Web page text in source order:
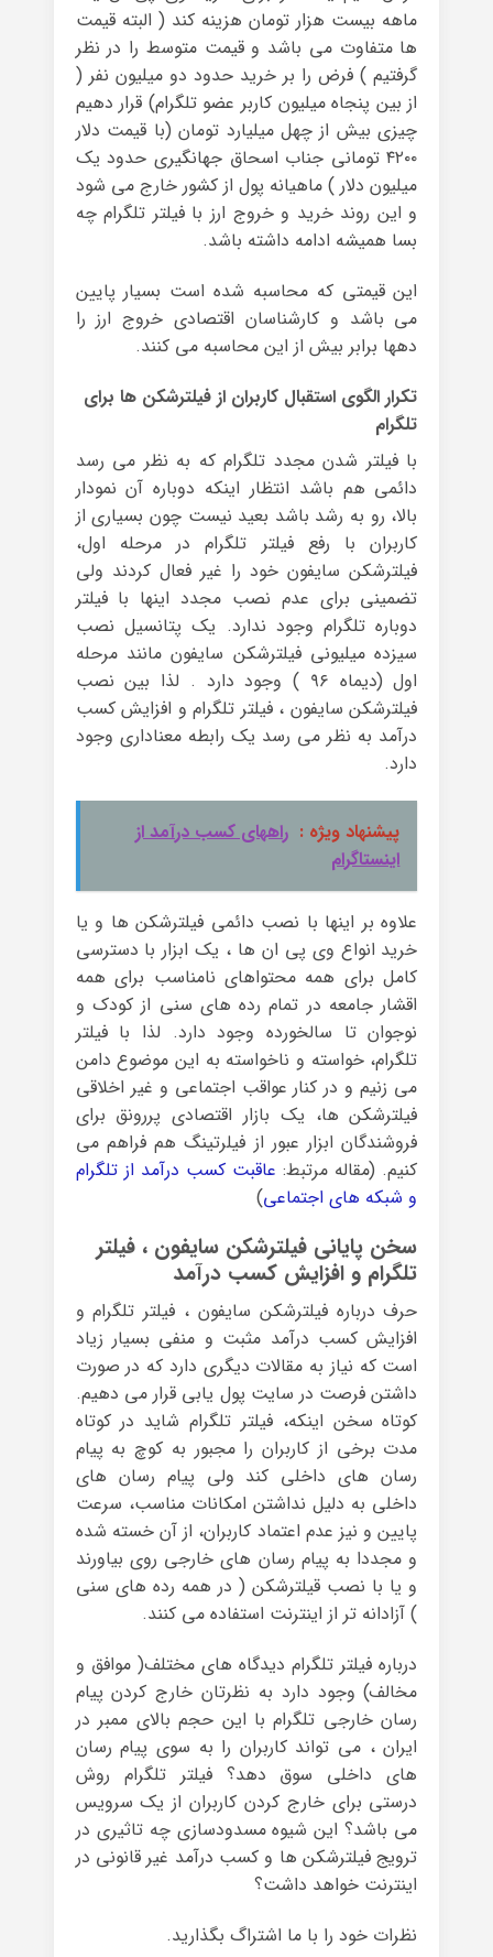
ماهه بیست هزار تومان هزینه کند ( البته قیمت
ها متفاوت می باشد و قیمت متوسط را در نظر
گرفتیم ) فرض را بر خرید حدود دو میلیون نفر (
از بین پنجاه میلیون کاربر عضو تلگرام) قرار دهیم
چیزی بیش از چهل میلیارد تومان (با قیمت دلار
۴۲۰۰ تومانی جناب اسحاق جهانگیری حدود یک
میلیون دلار ) ماهیانه پول از کشور خارج می شود
و این روند خرید و خروج ارز با فیلتر تلگرام چه
بسا همیشه ادامه داشته باشد.
این قیمتی که محاسبه شده است بسیار پایین
می باشد و کارشناسان اقتصادی خروج ارز را
دهها برابر بیش از این محاسبه می کنند.
تکرار الگوی استقبال کاربران از فیلترشکن ها برای
تلگرام
با فیلتر شدن مجدد تلگرام که به نظر می رسد
دائمی هم باشد انتظار اینکه دوباره آن نمودار
بالا، رو به رشد باشد بعید نیست چون بسیاری از
کاربران با رفع فیلتر تلگرام در مرحله اول،
فیلترشکن سایفون خود را غیر فعال کردند ولی
تضمینی برای عدم نصب مجدد اینها با فیلتر
دوباره تلگرام وجود ندارد. یک پتانسیل نصب
سیزده میلیونی فیلترشکن سایفون مانند مرحله
اول (دیماه ۹۶ ) وجود دارد . لذا بین نصب
فیلترشکن سایفون ، فیلتر تلگرام و افزایش کسب
درآمد به نظر می رسد یک رابطه معناداری وجود
دارد.
پیشنهاد ویژه : راههای کسب درآمد از
اینستاگرام
علاوه بر اینها با نصب دائمی فیلترشکن ها و یا
خرید انواع وی پی ان ها ، یک ابزار با دسترسی
کامل برای همه محتواهای نامناسب برای همه
اقشار جامعه در تمام رده های سنی از کودک و
نوجوان تا سالخورده وجود دارد. لذا با فیلتر
تلگرام، خواسته و ناخواسته به این موضوع دامن
می زنیم و در کنار عواقب اجتماعی و غیر اخلاقی
فیلترشکن ها، یک بازار اقتصادی پررونق برای
فروشندگان ابزار عبور از فیلرتینگ هم فراهم می
کنیم. (مقاله مرتبط: عاقبت کسب درآمد از تلگرام
و شبکه های اجتماعی)
سخن پایانی فیلترشکن سایفون ، فیلتر
تلگرام و افزایش کسب درآمد
حرف درباره فیلترشکن سایفون ، فیلتر تلگرام و
افزایش کسب درآمد مثبت و منفی بسیار زیاد
است که نیاز به مقالات دیگری دارد که در صورت
داشتن فرصت در سایت پول یابی قرار می دهیم.
کوتاه سخن اینکه، فیلتر تلگرام شاید در کوتاه
مدت برخی از کاربران را مجبور به کوچ به پیام
رسان های داخلی کند ولی پیام رسان های
داخلی به دلیل نداشتن امکانات مناسب، سرعت
پایین و نیز عدم اعتماد کاربران، از آن خسته شده
و مجددا به پیام رسان های خارجی روی بیاورند
و یا با نصب قیلترشکن ( در همه رده های سنی
) آزادانه تر از اینترنت استفاده می کنند.
درباره فیلتر تلگرام دیدگاه های مختلف( موافق و
مخالف) وجود دارد به نظرتان خارج کردن پیام
رسان خارجی تلگرام با این حجم بالای ممبر در
ایران ، می تواند کاربران را به سوی پیام رسان
های داخلی سوق دهد؟ فیلتر تلگرام روش
درستی برای خارج کردن کاربران از یک سرویس
می باشد؟ این شیوه مسدودسازی چه تاثیری در
ترویج فیلترشکن ها و کسب درآمد غیر قانونی در
اینترنت خواهد داشت؟
نظرات خود را با ما اشتراگ بگذارید.